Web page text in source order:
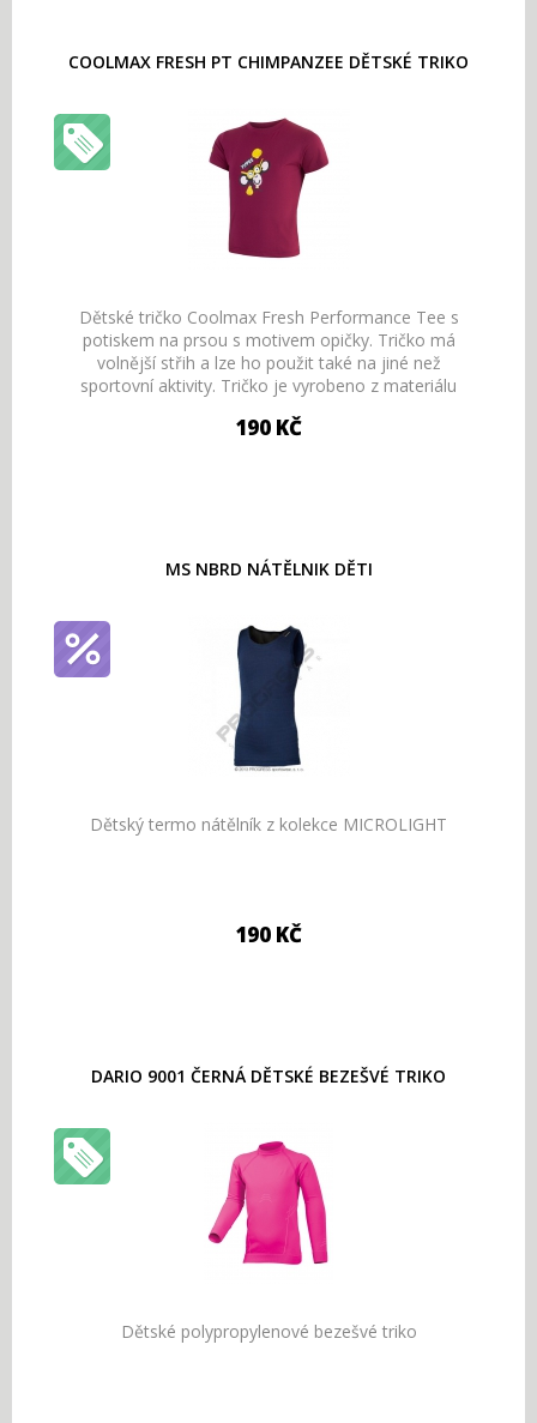
COOLMAX FRESH PT CHIMPANZEE DĚTSKÉ TRIKO
Dětské tričko Coolmax Fresh Performance Tee s
potiskem na prsou s motivem opičky. Tričko má
volnější střih a lze ho použit také na jiné než
sportovní aktivity. Tričko je vyrobeno z materiálu
190 KČ
MS NBRD NÁTĚLNIK DĚTI
Dětský termo nátělník z kolekce MICROLIGHT
190 KČ
DARIO 9001 ČERNÁ DĚTSKÉ BEZEŠVÉ TRIKO
Dětské polypropylenové bezešvé triko